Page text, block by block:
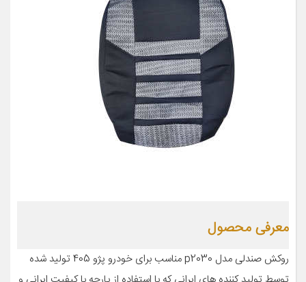
معرفی محصول
روکش صندلی مدل p2030 مناسب برای خودرو پژو 405 تولید شده